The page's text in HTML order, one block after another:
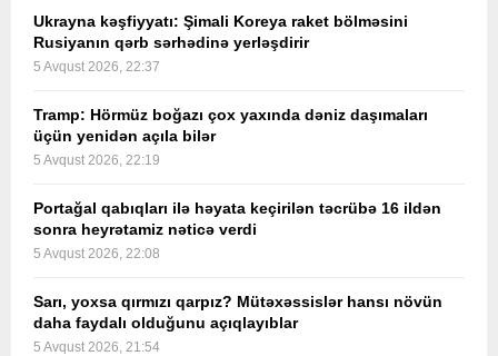
Ukrayna kəşfiyyatı: Şimali Koreya raket bölməsini
Rusiyanın qərb sərhədinə yerləşdirir
5 Avqust 2026, 22:37
Tramp: Hörmüz boğazı çox yaxında dəniz daşımaları
üçün yenidən açıla bilər
5 Avqust 2026, 22:19
Portağal qabıqları ilə həyata keçirilən təcrübə 16 ildən
sonra heyrətamiz nəticə verdi
5 Avqust 2026, 22:08
Sarı, yoxsa qırmızı qarpız? Mütəxəssislər hansı növün
daha faydalı olduğunu açıqlayıblar
5 Avqust 2026, 21:54